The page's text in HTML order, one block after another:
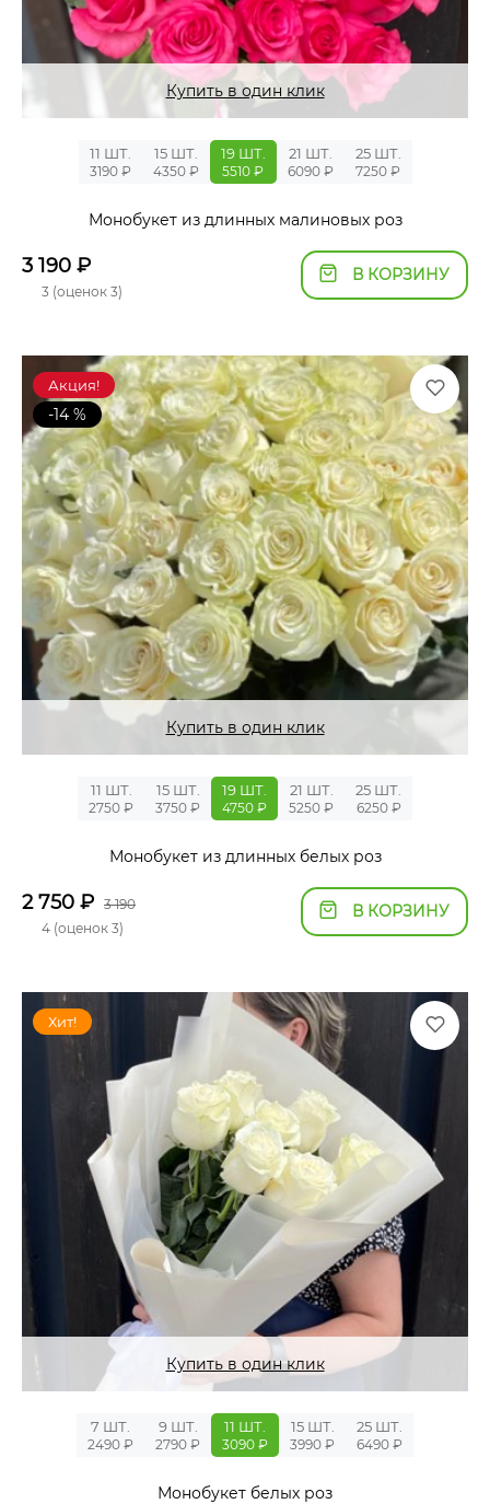
Купить в один клик
11 ШТ.
3190 ₽
15 ШТ.
4350 ₽
19 ШТ.
5510 ₽
21 ШТ.
6090 ₽
25 ШТ.
7250 ₽
Монобукет из длинных малиновых роз
3 190 ₽
3 (оценок 3)
В КОРЗИНУ
Акция!
-14 %
Купить в один клик
11 ШТ.
2750 ₽
15 ШТ.
3750 ₽
19 ШТ.
4750 ₽
21 ШТ.
5250 ₽
25 ШТ.
6250 ₽
Монобукет из длинных белых роз
2 750 ₽ 3 190
4 (оценок 3)
В КОРЗИНУ
Хит!
Купить в один клик
7 ШТ.
2490 ₽
9 ШТ.
2790 ₽
11 ШТ.
3090 ₽
15 ШТ.
3990 ₽
25 ШТ.
6490 ₽
Монобукет белых роз